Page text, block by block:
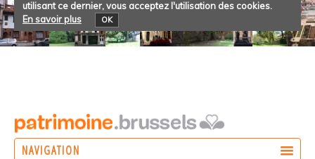
utilisant ce dernier, vous acceptez l'utilisation des cookies.
En savoir plus
OK
NAVIGATION